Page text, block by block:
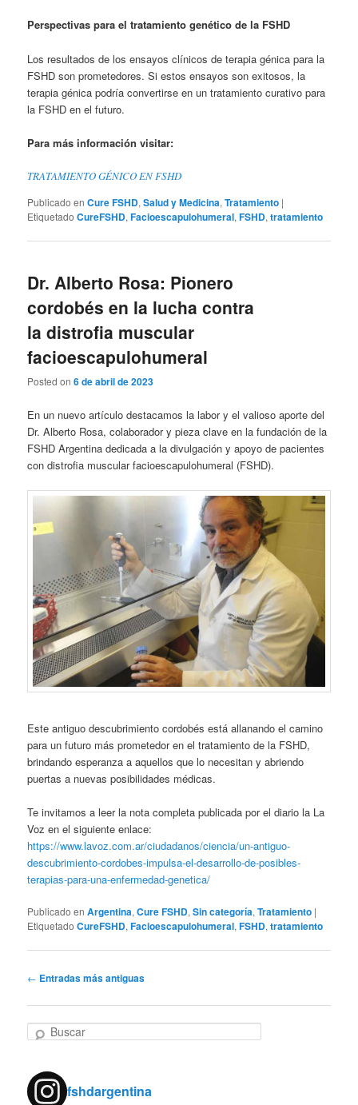
Perspectivas para el tratamiento genético de la FSHD
Los resultados de los ensayos clínicos de terapia génica para la
FSHD son prometedores. Si estos ensayos son exitosos, la
terapia génica podría convertirse en un tratamiento curativo para
la FSHD en el futuro.
Para más información visitar:
TRATAMIENTO GÉNICO EN FSHD
Publicado en Cure FSHD,Salud y Medicina,Tratamiento |
Etiquetado CureFSHD,Facioescapulohumeral,FSHD,tratamiento
Dr. Alberto Rosa: Pionero
cordobés en la lucha contra
la distrofia muscular
facioescapulohumeral
Posted on6 de abril de 2023
En un nuevo artículo destacamos la labor y el valioso aporte del
Dr. Alberto Rosa, colaborador y pieza clave en la fundación de la
FSHD Argentina dedicada a la divulgación y apoyo de pacientes
con distrofia muscular facioescapulohumeral (FSHD).
Este antiguo descubrimiento cordobés está allanando el camino
para un futuro más prometedor en el tratamiento de la FSHD,
brindando esperanza a aquellos que lo necesitan y abriendo
puertas a nuevas posibilidades médicas.
Te invitamos a leer la nota completa publicada por el diario la La
Voz en el siguiente enlace:
https://www.lavoz.com.ar/ciudadanos/ciencia/un-antiguo-
descubrimiento-cordobes-impulsa-el-desarrollo-de-posibles-
terapias-para-una-enfermedad-genetica/
Publicado en Argentina,Cure FSHD,Sin categoría,Tratamiento |
Etiquetado CureFSHD,Facioescapulohumeral,FSHD,tratamiento
Navegación
entradas
← Entradas más antiguas
c
a
fshdargentina